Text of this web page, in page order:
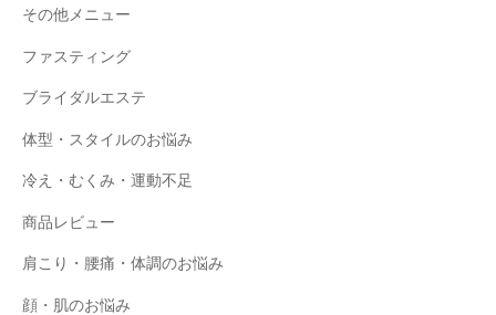
その他メニュー
ファスティング
ブライダルエステ
体型・スタイルのお悩み
冷え・むくみ・運動不足
商品レビュー
肩こり・腰痛・体調のお悩み
顔・肌のお悩み